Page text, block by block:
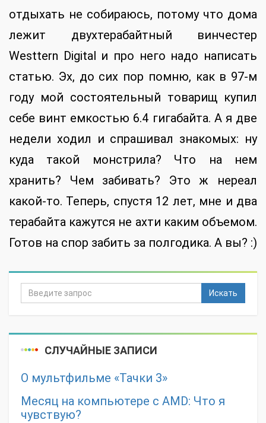
отдыхать не собираюсь, потому что дома
лежит двухтерабайтный винчестер
Westtern Digital и про него надо написать
статью. Эх, до сих пор помню, как в 97-м
году мой состоятельный товарищ купил
себе винт емкостью 6.4 гигабайта. А я две
недели ходил и спрашивал знакомых: ну
куда такой монстрила? Что на нем
хранить? Чем забивать? Это ж нереал
какой-то. Теперь, спустя 12 лет, мне и два
терабайта кажутся не ахти каким объемом.
Готов на спор забить за полгодика. А вы? :)
Искать
СЛУЧАЙНЫЕ ЗАПИСИ
О мультфильме «Тачки 3»
Месяц на компьютере с AMD: Что я
чувствую?